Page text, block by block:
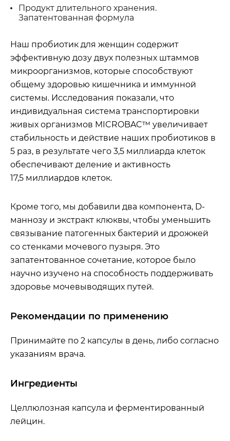
Продукт длительного хранения.
Запатентованная формула
Наш пробиотик для женщин содержит
эффективную дозу двух полезных штаммов
микроорганизмов, которые способствуют
общему здоровью кишечника и иммунной
системы. Исследования показали, что
индивидуальная система транспортировки
живых организмов MICROBAC™ увеличивает
стабильность и действие наших пробиотиков в
5 раз, в результате чего 3,5 миллиарда клеток
обеспечивают деление и активность
17,5 миллиардов клеток.
Кроме того, мы добавили два компонента, D-
маннозу и экстракт клюквы, чтобы уменьшить
связывание патогенных бактерий и дрожжей
со стенками мочевого пузыря. Это
запатентованное сочетание, которое было
научно изучено на способность поддерживать
здоровье мочевыводящих путей.
Рекомендации по применению
Принимайте по 2 капсулы в день, либо согласно
указаниям врача.
Ингредиенты
Целлюлозная капсула и ферментированный
лейцин.